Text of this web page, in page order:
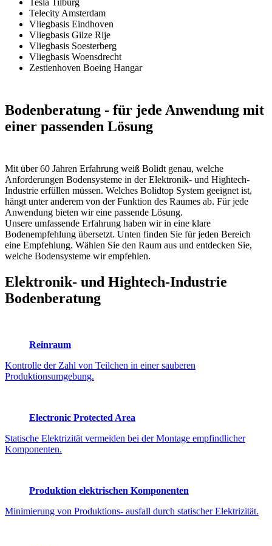
Tesla Tilburg
Telecity Amsterdam
Vliegbasis Eindhoven
Vliegbasis Gilze Rije
Vliegbasis Soesterberg
Vliegbasis Woensdrecht
Zestienhoven Boeing Hangar
Bodenberatung - für jede Anwendung mit
einer passenden Lösung
Mit über 60 Jahren Erfahrung weiß Bolidt genau, welche
Anforderungen Bodensysteme in der Elektronik- und Hightech-
Industrie erfüllen müssen. Welches Bolidtop System geeignet ist,
hängt unter anderem von der Funktion des Raumes ab. Für jede
Anwendung bieten wir eine passende Lösung.
Unsere umfassende Erfahrung haben wir in eine klare
Bodenempfehlung übersetzt. Unten finden Sie für jeden Bereich
eine Empfehlung. Wählen Sie den Raum aus und entdecken Sie,
welche Bodensysteme wir empfehlen.
Elektronik- und Hightech-Industrie
Bodenberatung
Reinraum
Kontrolle der Zahl von Teilchen in einer sauberen
Produktionsumgebung.
Electronic Protected Area
Statische Elektrizität vermeiden bei der Montage empfindlicher
Komponenten.
Produktion elektrischen Komponenten
Minimierung von Produktions- ausfall durch statischer Elektrizität.